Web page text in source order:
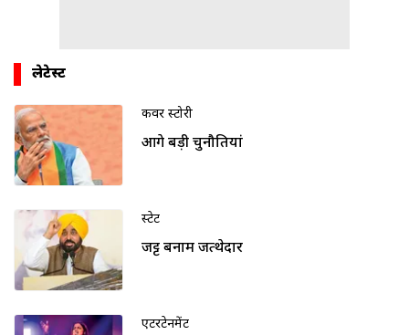
लेटेस्ट
कवर स्टोरी
आगे बड़ी चुनौतियां
स्टेट
जट्ट बनाम जत्थेदार
एंटरटेनमेंट